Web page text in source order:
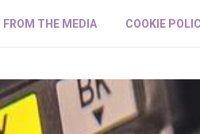
FROM THE MEDIA COOKIE